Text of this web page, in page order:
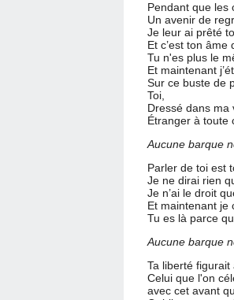
Pendant que les
Un avenir de
Je leur ai prêté
Et c’est ton âme
Tu n'es plus le
Et maintenant
Sur ce buste de
Toi,
Dressé dans ma
Étranger à toute
Aucune barque
Parler de toi est
Je ne dirai rien
Je n’ai le droit
Et maintenant je
Tu es là parce
Aucune barque
Ta liberté figurait
Celui que l'on
avec cet avant